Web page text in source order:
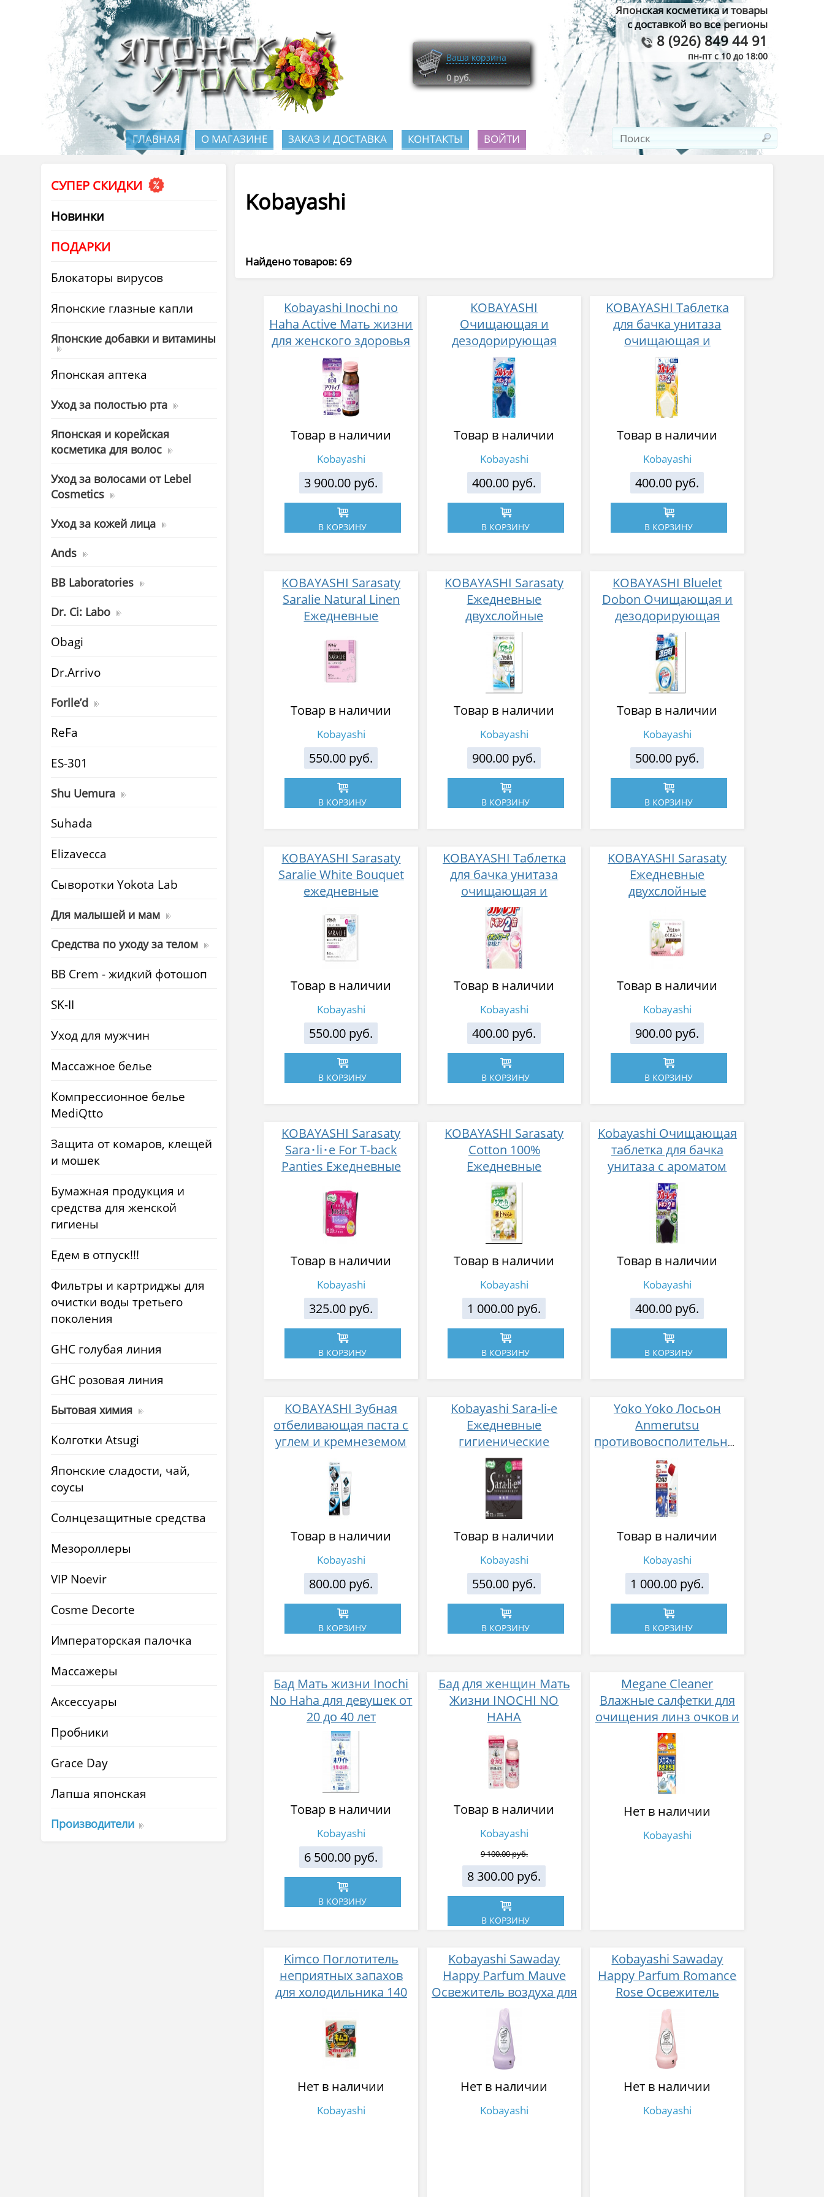
Японская косметика и товары
с доставкой во все регионы
8 (926) 849 44 91
пн-пт с 10 до 18:00
Ваша корзина
0 руб.
ГЛАВНАЯ О МАГАЗИНЕ ЗАКАЗ И ДОСТАВКА КОНТАКТЫ ВОЙТИ
СУПЕР СКИДКИ
Новинки
ПОДАРКИ
Блокаторы вирусов
Японские глазные капли
Японские добавки и витамины
Японская аптека
Уход за полостью рта
Японская и корейская
косметика для волос
Уход за волосами от Lebel
Cosmetics
Уход за кожей лица
Ands
BB Laboratories
Dr. Ci: Labo
Obagi
Dr.Arrivo
Forlle’d
ReFa
ES-301
Shu Uemura
Suhada
Elizavecca
Cыворотки Yokota Lab
Для малышей и мам
Средства по уходу за телом
BB Crem - жидкий фотошоп
SK-II
Уход для мужчин
Массажное белье
Компрессионное белье
MediQtto
Защита от комаров, клещей
и мошек
Бумажная продукция и
средства для женской
гигиены
Едем в отпуск!!!
Фильтры и картриджы для
очистки воды третьего
поколения
GHC голубая линия
GHC розовая линия
Бытовая химия
Колготки Atsugi
Японские сладости, чай,
соусы
Солнцезащитные средства
Мезороллеры
VIP Noevir
Cosme Decorte
Императорская палочка
Массажеры
Аксессуары
Пробники
Grace Day
Лапша японская
Производители
Kobayashi
Найдено товаров: 69
Kobayashi Inochi no
Haha Active Мать жизни
для женского здоровья
после менопаузы 168
таблеток
Товар в наличии
Kobayashi
3 900.00 руб.
В КОРЗИНУ
KOBAYASHI
Очищающая и
дезодорирующая
таблетка для бачка
унитаза аромат мяты
120 г
Товар в наличии
Kobayashi
400.00 руб.
В КОРЗИНУ
KOBAYASHI Таблетка
для бачка унитаза
очищающая и
дезодорирующая с
ароматом
грейпфрута120г
Товар в наличии
Kobayashi
400.00 руб.
В КОРЗИНУ
KOBAYASHI Sarasaty
Saralie Natural Linen
Ежедневные
прокладки с ароматом
натурального льна 72
шт
Товар в наличии
Kobayashi
550.00 руб.
В КОРЗИНУ
KOBAYASHI Sarasaty
Ежедневные
двухслойные
гигиенические
прокладки с ароматом
свежести 72 шт
Товар в наличии
Kobayashi
900.00 руб.
В КОРЗИНУ
KOBAYASHI Bluelet
Dobon Очищающая и
дезодорирующая
таблетка для бачка
унитаза с
отбеливающим
эффектом 120 г
Товар в наличии
Kobayashi
500.00 руб.
В КОРЗИНУ
KOBAYASHI Sarasaty
Saralie White Bouquet
eжедневные
прокладки с ароматом
белых цветов 72 шт
Товар в наличии
Kobayashi
550.00 руб.
В КОРЗИНУ
KOBAYASHI Таблетка
для бачка унитаза
очищающая и
дезодорирующая с
ароматом мыла и
чистоты 120 г
Товар в наличии
Kobayashi
400.00 руб.
В КОРЗИНУ
KOBAYASHI Sarasaty
Ежедневные
двухслойные
прокладки без аромата
72 шт
Товар в наличии
Kobayashi
900.00 руб.
В КОРЗИНУ
KOBAYASHI Sarasaty
Sara･li･e For T-back
Panties Ежедневные
прокладки для трусиков
танга 20шт
Товар в наличии
Kobayashi
325.00 руб.
В КОРЗИНУ
KOBAYASHI Sarasaty
Cotton 100%
Ежедневные
гигиенические
прокладки 100% хлопок
52 шт
Товар в наличии
Kobayashi
1 000.00 руб.
В КОРЗИНУ
Kobayashi Очищающая
таблетка для бачка
унитаза с ароматом
трав 120 г
Товар в наличии
Kobayashi
400.00 руб.
В КОРЗИНУ
KOBAYASHI Зубная
отбеливающая паста c
углем и кремнеземом
для курильщиков со
вкусом лаймового чая и
мяты 90 гр
Товар в наличии
Kobayashi
800.00 руб.
В КОРЗИНУ
Kobayashi Sara-li-e
Ежедневные
гигиенические
прокладки 72 шт
Товар в наличии
Kobayashi
550.00 руб.
В КОРЗИНУ
Yoko Yoko Лосьон
Anmerutsu
противовосполительная
и обезболивающая 80
мл
Товар в наличии
Kobayashi
1 000.00 руб.
В КОРЗИНУ
Бад Мать жизни Inochi
No Haha для девушек от
20 до 40 лет
Товар в наличии
Kobayashi
6 500.00 руб.
В КОРЗИНУ
Бад для женщин Мать
Жизни INOCHI NO
HAHA
Товар в наличии
Kobayashi
9 100.00 руб.
8 300.00 руб.
В КОРЗИНУ
Megane Cleaner
Влажные салфетки для
очищения линз очков и
экрана цифровой
техники 20 шт
Нет в наличии
Kobayashi
Kimco Поглотитель
неприятных запахов
для холодильника 140
Нет в наличии
Kobayashi
Kobayashi Sawaday
Happy Parfum Mauve
Освежитель воздуха для
комнаты, цветочно-
фруктовый аромат с
элегантными нотками
цитрусовых и жасмина,
150 гр
Нет в наличии
Kobayashi
Kobayashi Sawaday
Happy Parfum Romance
Rose Освежитель
воздуха для комнаты, с
романтическим
ароматом розы и
сладких фруктов, 150 гр
Нет в наличии
Kobayashi